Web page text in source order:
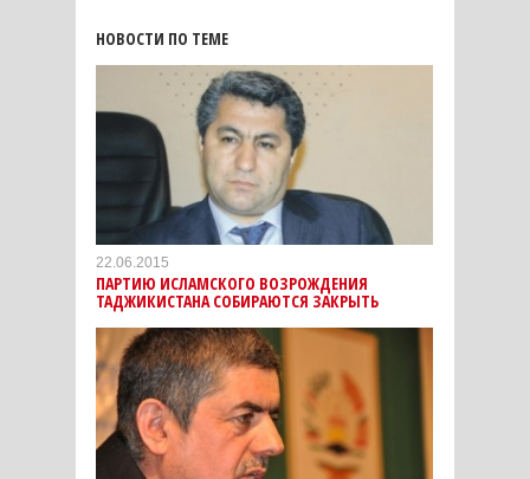
НОВОСТИ ПО ТЕМЕ
22.06.2015
ПАРТИЮ ИСЛАМСКОГО ВОЗРОЖДЕНИЯ
ТАДЖИКИСТАНА СОБИРАЮТСЯ ЗАКРЫТЬ